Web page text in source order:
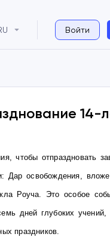
Войти
14-
чтобы отпраздновать
Дар освобождения,
Роуча. Это особое
дней глубоких учений,
праздников.